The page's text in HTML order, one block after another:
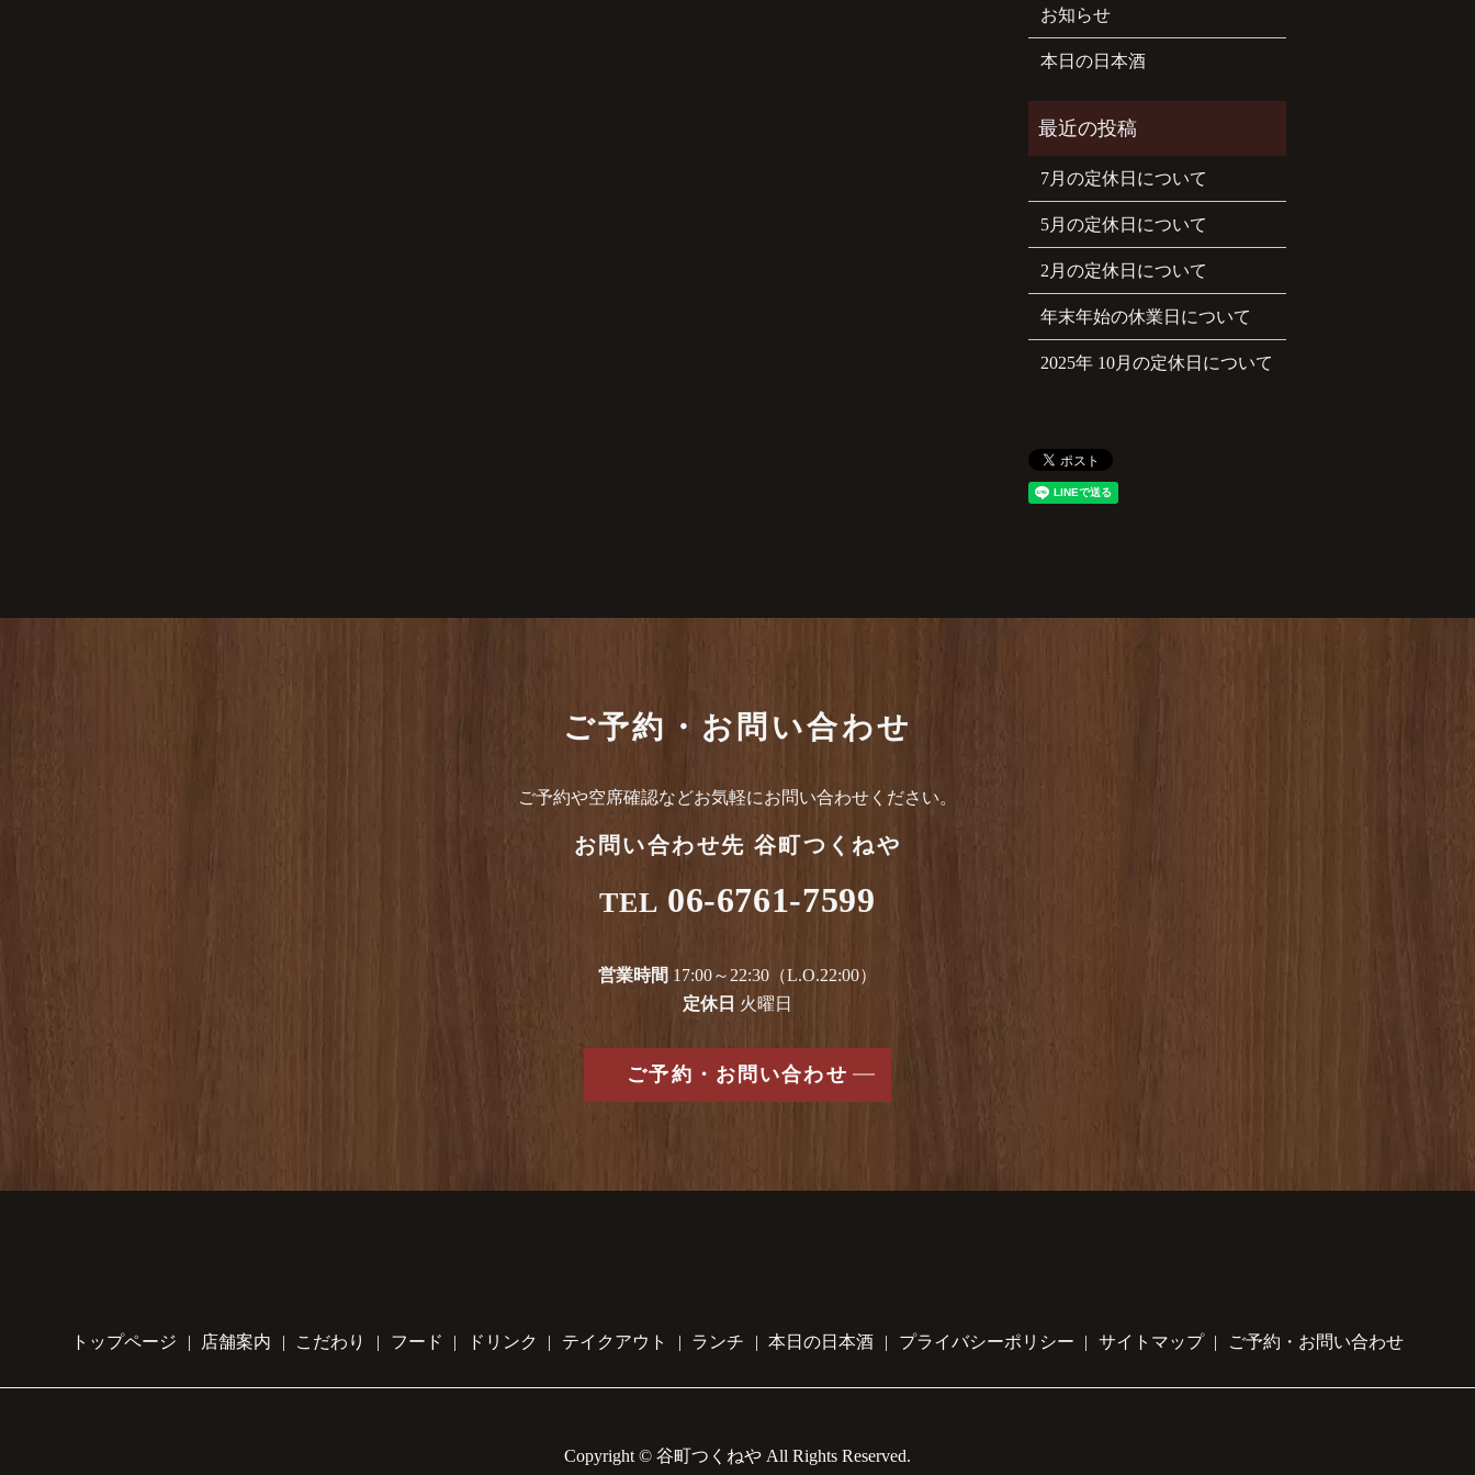
お知らせ
本日の日本酒
7月の定休日について
5月の定休日について
2月の定休日について
年末年始の休業日について
2025年 10月の定休日について
ご予約・お問い合わせ
ご予約や空席確認などお気軽にお問い合わせください。
お問い合わせ先 谷町つくねや
TEL 06-6761-7599
営業時間 17:00～22:30（L.O.22:00）
定休日 火曜日
ご予約・お問い合わせ
トップページ 店舗案内 こだわり フード ドリンク テイクアウト ランチ 本日の日本酒 プライバシーポリシー サイトマップ ご予約・お問い合わせ
Copyright © 谷町つくねや All Rights Reserved.